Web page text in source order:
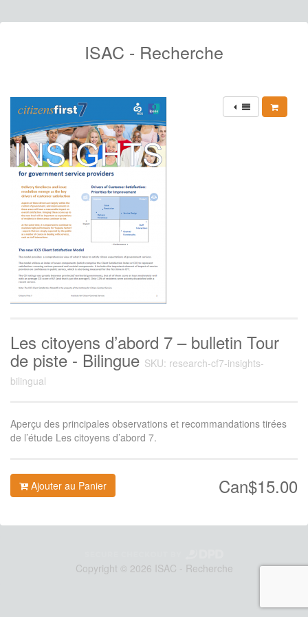
ISAC - Recherche
Les citoyens d’abord 7 – bulletin Tour
de piste - Bilingue SKU: research-cf7-insights-
bilingual
Aperçu des principales observations et recommandations tirées
de l’étude Les citoyens d’abord 7.
Can$15.00
Ajouter au Panier
Copyright © 2026 ISAC - Recherche